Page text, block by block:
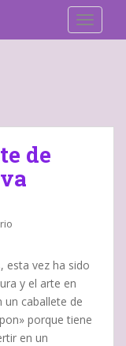
de
esta vez ha sido
y el arte en
un caballete de
porque tiene
en un